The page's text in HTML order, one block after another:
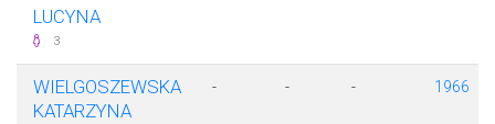
LUCYNA
3
WIELGOSZEWSKA
KATARZYNA
- - - 1966